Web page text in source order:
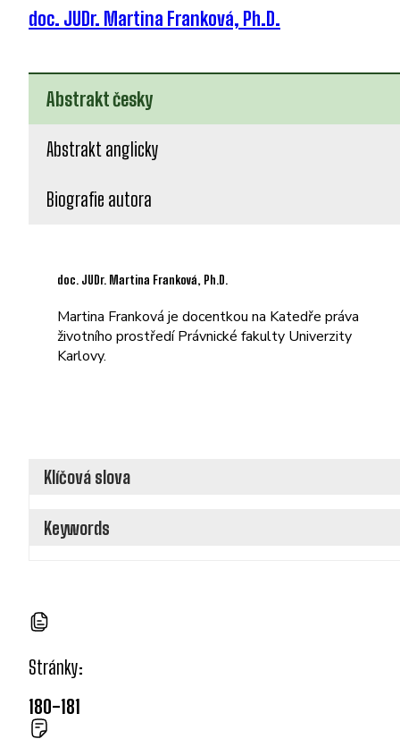
doc. JUDr. Martina Franková, Ph.D.
Abstrakt česky
Abstrakt anglicky
Biografie autora
doc. JUDr. Martina Franková, Ph.D.
Martina Franková je docentkou na Katedře práva
životního prostředí Právnické fakulty Univerzity
Karlovy.
Klíčová slova
Keywords
Stránky:
180-181